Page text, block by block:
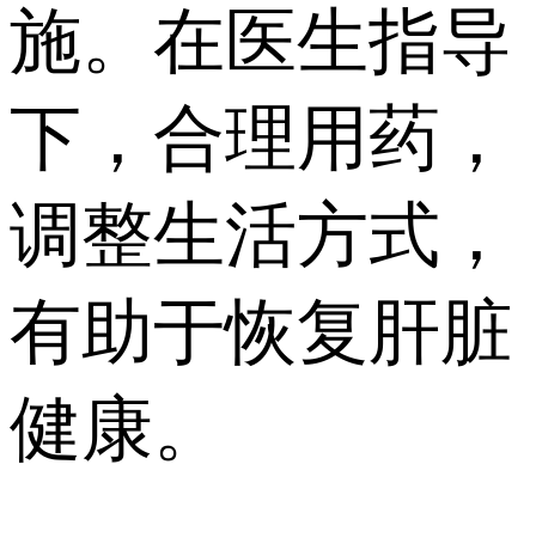
施。在医生指导
下，合理用药，
调整生活方式，
有助于恢复肝脏
健康。